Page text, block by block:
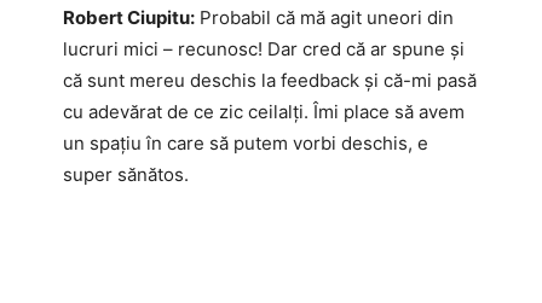
Robert Ciupitu: Probabil că mă agit uneori din
lucruri mici – recunosc! Dar cred că ar spune și
că sunt mereu deschis la feedback și că-mi pasă
cu adevărat de ce zic ceilalți. Îmi place să avem
un spațiu în care să putem vorbi deschis, e
super sănătos.